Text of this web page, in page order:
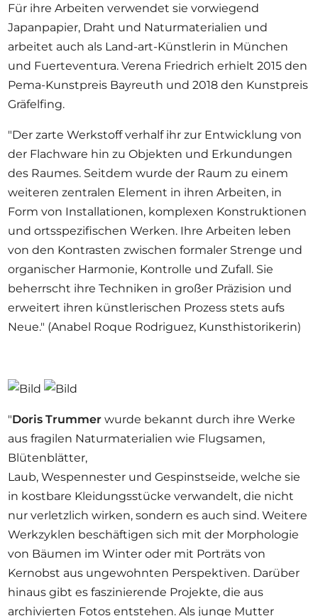
Für ihre Arbeiten verwendet sie vorwiegend
Japanpapier, Draht und Naturmaterialien und
arbeitet auch als Land-art-Künstlerin in München
und Fuerteventura. Verena Friedrich erhielt 2015 den
Pema-Kunstpreis Bayreuth und 2018 den Kunstpreis
Gräfelfing.
"Der zarte Werkstoff verhalf ihr zur Entwicklung von
der Flachware hin zu Objekten und Erkundungen
des Raumes. Seitdem wurde der Raum zu einem
weiteren zentralen Element in ihren Arbeiten, in
Form von Installationen, komplexen Konstruktionen
und ortsspezifischen Werken. Ihre Arbeiten leben
von den Kontrasten zwischen formaler Strenge und
organischer Harmonie, Kontrolle und Zufall. Sie
beherrscht ihre Techniken in großer Präzision und
erweitert ihren künstlerischen Prozess stets aufs
Neue." (Anabel Roque Rodriguez, Kunsthistorikerin)
"Doris Trummer wurde bekannt durch ihre Werke
aus fragilen Naturmaterialien wie Flugsamen,
Blütenblätter,
Laub, Wespennester und Gespinstseide, welche sie
in kostbare Kleidungsstücke verwandelt, die nicht
nur verletzlich wirken, sondern es auch sind. Weitere
Werkzyklen beschäftigen sich mit der Morphologie
von Bäumen im Winter oder mit Porträts von
Kernobst aus ungewohnten Perspektiven. Darüber
hinaus gibt es faszinierende Projekte, die aus
archivierten Fotos entstehen. Als junge Mutter